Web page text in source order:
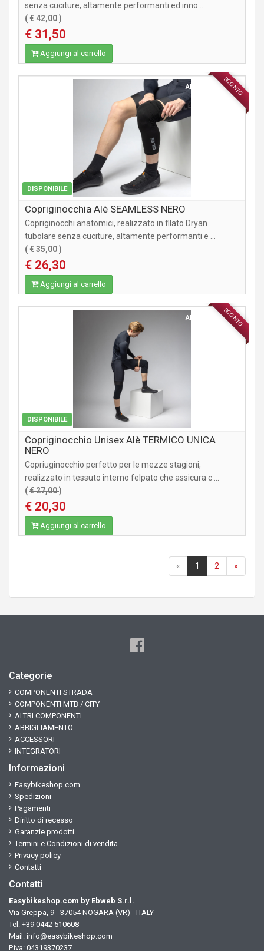
senza cuciture, altamente performanti ed inno ...
(€ 42,00)
€ 31,50
Aggiungi al carrello
SCONTO
DISPONIBILE
ABBIGLIAMENTO
Copriginocchia Alè SEAMLESS NERO
Copriginocchi anatomici, realizzato in filato Dryan
tubolare senza cuciture, altamente performanti e ...
(€ 35,00)
€ 26,30
Aggiungi al carrello
SCONTO
DISPONIBILE
ABBIGLIAMENTO
Copriginocchio Unisex Alè TERMICO UNICA
NERO
Copriuginocchio perfetto per le mezze stagioni,
realizzato in tessuto interno felpato che assicura c ...
(€ 27,00)
€ 20,30
Aggiungi al carrello
« 1 2 »
Categorie
COMPONENTI STRADA
COMPONENTI MTB / CITY
ALTRI COMPONENTI
ABBIGLIAMENTO
ACCESSORI
INTEGRATORI
Informazioni
Easybikeshop.com
Spedizioni
Pagamenti
Diritto di recesso
Garanzie prodotti
Termini e Condizioni di vendita
Privacy policy
Contatti
Contatti
Easybikeshop.com by Ebweb S.r.l.
Via Greppa, 9 - 37054 NOGARA (VR) - ITALY
Tel: +39 0442 510608
Mail: info@easybikeshop.com
P.iva: 04319370237